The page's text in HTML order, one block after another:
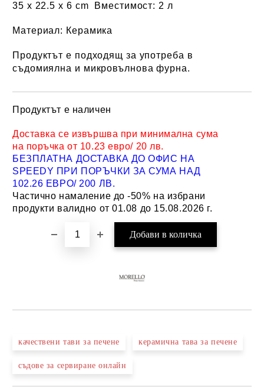
35 x 22.5 х 6 cm
Вместимост: 2 л
Материал: Керамика
Продуктът е подходящ за употреба в
съдомиялна и микровълнова фурна.
Продуктът е наличен
Доставка се извършва при минимална сума
на поръчка от 10.23 евро/ 20 лв.
БЕЗПЛАТНА ДОСТАВКА ДО ОФИС НА
SPEEDY ПРИ ПОРЪЧКИ ЗА СУМА НАД
102.26 ЕВРО/ 200 ЛВ.
Частично намаление до -50% на избрани
продукти валидно от 01.08 до 15.08.2026 г.
качествени тави за печене керамична тава за печене
съдове за сервиране онлайн